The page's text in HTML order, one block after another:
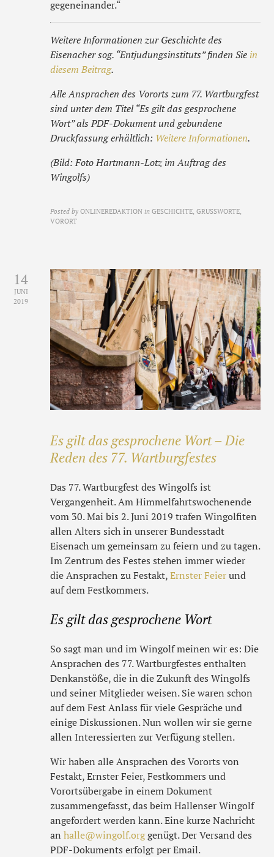
gegeneinander.“
Weitere Informationen zur Geschichte des
Eisenacher sog. “Entjudungsinstituts” finden Sie in
diesem Beitrag.
Alle Ansprachen des Vororts zum 77. Wartburgfest
sind unter dem Titel “Es gilt das gesprochene
Wort” als PDF-Dokument und gebundene
Druckfassung erhältlich: Weitere Informationen.
(Bild: Foto Hartmann-Lotz im Auftrag des
Wingolfs)
Posted by ONLINEREDAKTION in GESCHICHTE, GRUSSWORTE, V
ORORT
14
JUNI
2019
Es gilt das gesprochene Wort – Die
Reden des 77. Wartburgfestes
Das 77. Wartburgfest des Wingolfs ist
Vergangenheit. Am Himmelfahrtswochenende
vom 30. Mai bis 2. Juni 2019 trafen Wingolfiten
allen Alters sich in unserer Bundesstadt
Eisenach um gemeinsam zu feiern und zu tagen.
Im Zentrum des Festes stehen immer wieder
die Ansprachen zu Festakt,Ernster Feierund
auf dem Festkommers.
Es gilt das gesprochene Wort
So sagt man und im Wingolf meinen wir es: Die
Ansprachen des 77. Wartburgfestes enthalten
Denkanstöße, die in die Zukunft des Wingolfs
und seiner Mitglieder weisen. Sie waren schon
auf dem Fest Anlass für viele Gespräche und
einige Diskussionen. Nun wollen wir sie gerne
allen Interessierten zur Verfügung stellen.
Wir haben alle Ansprachen des Vororts von
Festakt, Ernster Feier, Festkommers und
Vorortsübergabe in einem Dokument
zusammengefasst, das beim Hallenser Wingolf
angefordert werden kann. Eine kurze Nachricht
anhalle@wingolf.orggenügt. Der Versand des
PDF-Dokuments erfolgt per Email.